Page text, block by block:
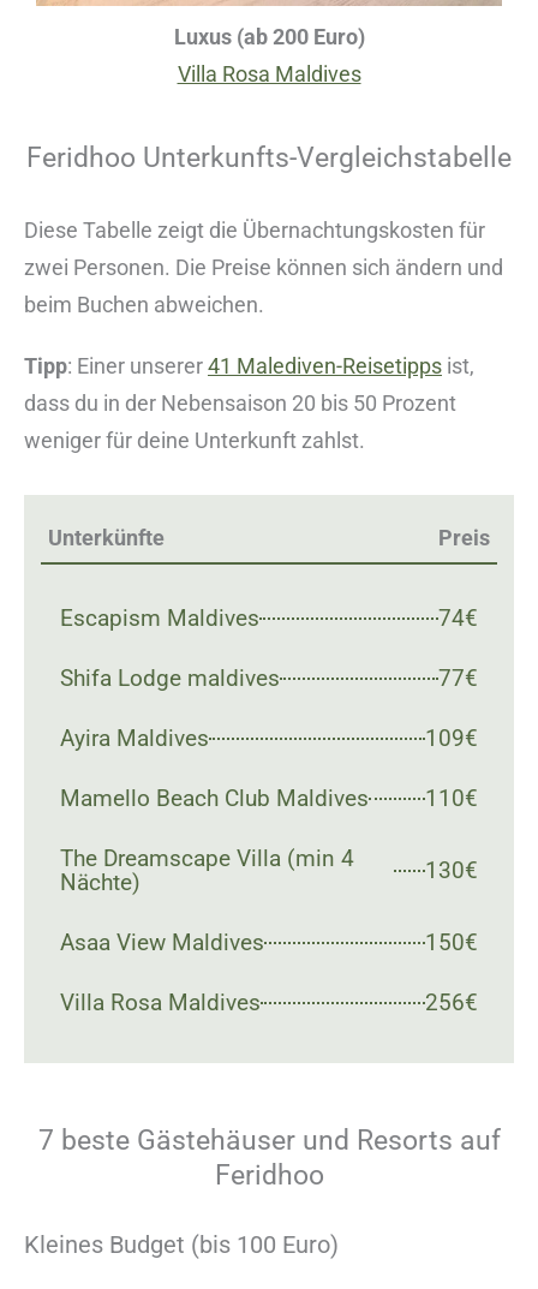
Luxus (ab 200 Euro)
Villa Rosa Maldives
Feridhoo Unterkunfts-Vergleichstabelle
Diese Tabelle zeigt die Übernachtungskosten für
zwei Personen. Die Preise können sich ändern und
beim Buchen abweichen.
Tipp: Einer unserer41 Malediven-Reisetipps ist,
dass du in der Nebensaison 20 bis 50 Prozent
weniger für deine Unterkunft zahlst.
Unterkünfte Preis
Escapism Maldives 74€
Shifa Lodge maldives 77€
Ayira Maldives 109€
Mamello Beach Club Maldives 110€
The Dreamscape Villa (min 4
Nächte)
130€
Asaa View Maldives 150€
Villa Rosa Maldives 256€
7 beste Gästehäuser und Resorts auf
Feridhoo
Kleines Budget (bis 100 Euro)